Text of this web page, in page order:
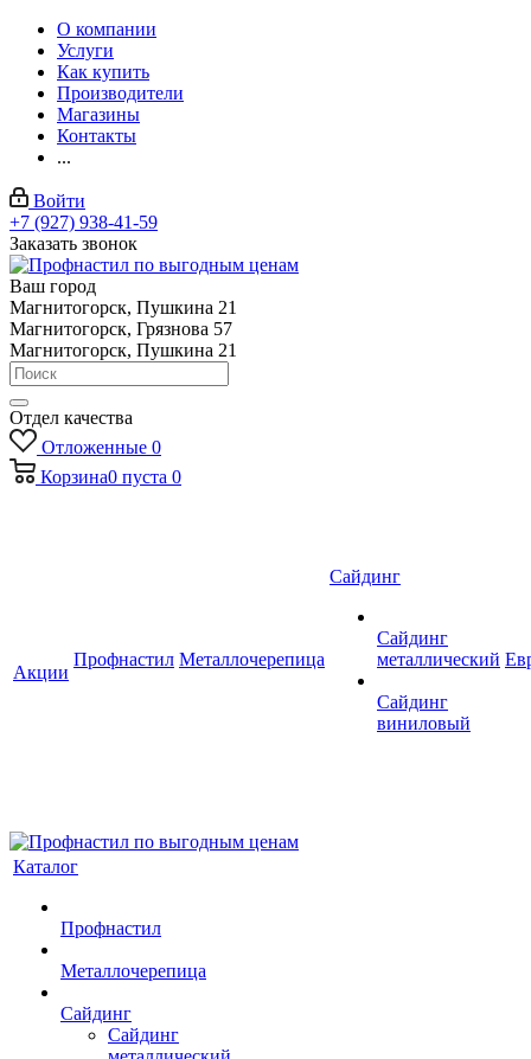
О компании
Услуги
Как купить
Производители
Магазины
Контакты
...
Войти
+7 (927) 938-41-59
Заказать звонок
Ваш город
Магнитогорск, Пушкина 21
Магнитогорск, Грязнова 57
Магнитогорск, Пушкина 21
Отдел качества
Отложенные 0
Корзина0 пуста 0
Акции
Профнастил Металлочерепица
Сайдинг
Сайдинг
металлический
Сайдинг
виниловый
Каталог
Профнастил
Металлочерепица
Сайдинг
Сайдинг